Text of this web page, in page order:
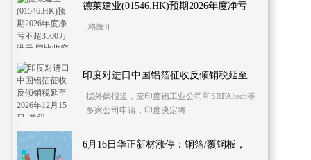
德莱建业(01546.HK)预期2026年度净亏
,格隆汇
印度对进口中国铝箔征收反倾销税延至
据外媒报道，应印度铝工业公司和SRFAltech等
多家公司申请，印度决定将
6月16日华正新材涨停：铜箔/覆铜板，